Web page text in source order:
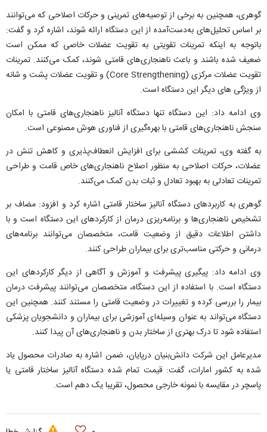
گوهری، همچنین به برخی از توصیه‌های تمرینی و حرکات اصلاحی که می‌توانند
بر اساس تحلیل‌های به‌دست‌آمده از این دستگاه ارائه شوند، اشاره کرد و گفت:
باتوجه به اینکه تمرینات تقویتی به تقویت عضلات خاصی که ممکن است
ضعیف شده باشند و باعث ناهنجاری‌های قامتی شوند، کمک می‌کنند. تمرینات
تقویت عضلات مرکزی (Core Strengthening) و تقویت عضلات پشت و شانه
از ویژگی های دیگر این دستگاه است.
وی ادامه داد: این دستگاه تنها دستگاه آنالیز ناهنجاری‌های قامتی با امکان
سنجش ناهنجاری‌های قامتی با بهره‌گیری از فناوری هوش‌ مصنوعی است.
به گفته وی، تمرینات کششی برای افزایش انعطاف‌پذیری و کاهش تنش در
عضلات، حرکات اصلاحی به منظور اصلاح ناهنجاری‌های خاص قامت و طراحی
تمرینات تعادلی به بهبود تعادل و ثبات بدن کمک می‌کنند.
گوهری به کاربردهای دستگاه آنالیز ساختار قامتی اشاره کرد و افزود: مضاف بر
تشخیص ناهنجاری‌ها و برنامه‌ریزی درمان از کارکردهای این دستگاه است و با
داشتن اطلاعات دقیق از وضعیت قامت، متخصصان می‌توانند برنامه‌های
درمانی و حرکتی مناسب‌تری برای بیماران طراحی کنند.
وی ادامه داد: پیگیری پیشرفت و آموزش و آگاهی از دیگر کارکردهای این
دستگاه است. با استفاده از این دستگاه، متخصصان می‌توانند پیشرفت درمان
بیمار را بررسی کرده و تغییرات در وضعیت قامتی را مستند کنند. همچنین این
دستگاه می‌تواند به عنوان وسیله‌ای آموزشی برای بیماران و دانشجویان پزشکی
استفاده شود تا درک بهتری از ساختار بدن و ناهنجاری‌های آن پیدا کنند.
مدیرعامل این شرکت دانش‌بنیان درپایان، ضمن اشاره به صادرات محصول یاد
شده به کشور امارات، گفت: قیمت تمام شده دستگاه آنالیز ساختار قامتی یا
پاسچر در مقایسه با نمونه خارجی محصول، تقریبا یک‌ دهم است.